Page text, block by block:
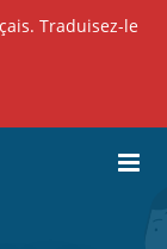
Traduisez-le